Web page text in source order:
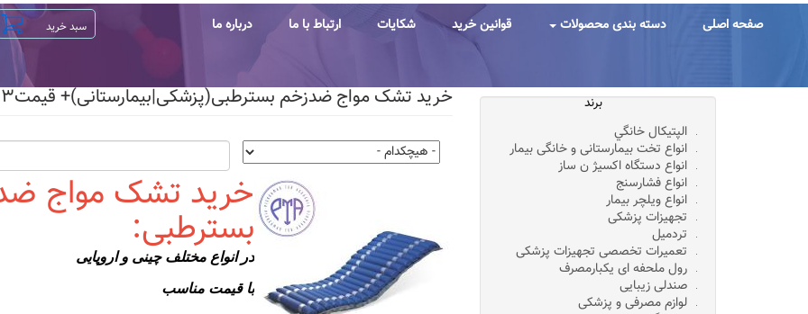
رفتن
صفحه اصلی دسته بندی محصولات قوانین خرید شکایات ارتباط با ما درباره ما
خرید تشک مواج ضدزخم بسترطبی(پزشکی|بیمارستانی)+ قیمت۱۴۰۳
خرید تشک مواج
بسترطبی:
در انواع مختلف چینی و اروپایی
با قیمت مناسب
برند
الپتيکال خانگي
انواع تخت بیمارستانی و خانگی بیمار
انواع دستگاه اکسیژ ن ساز
انواع فشارسنج
انواع ویلچر بیمار
تجهیزات پزشکی
تردمیل
تعمیرات تخصصی تجهیزات پزشکی
رول ملحفه ای یکبارمصرف
صندلی زیبایی
لوازم مصرفی و پزشکی